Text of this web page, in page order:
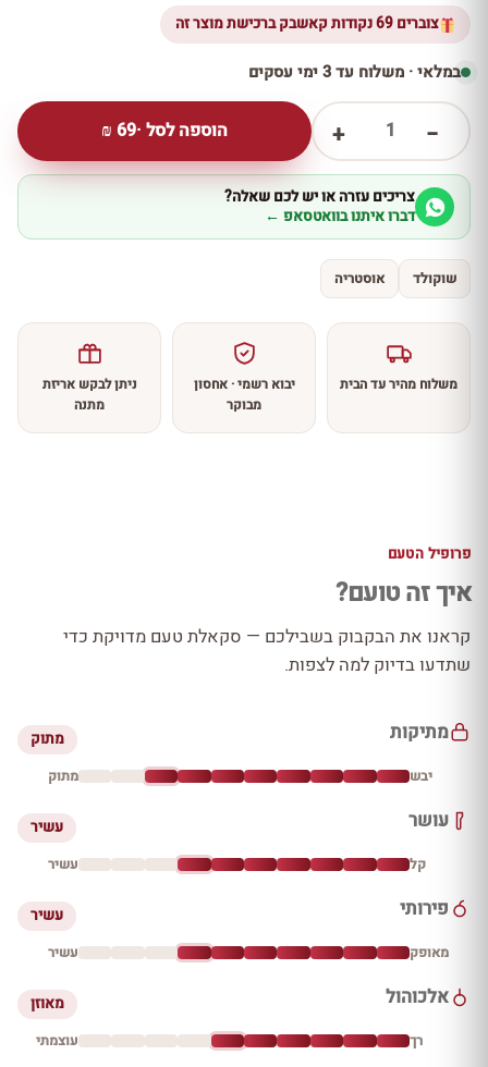
צוברים 69 נקודות קאשבק ברכישת מוצר זה
במלאי · משלוח עד 3 ימי עסקים
−
1
+ הוספה לסל ·69
₪
צריכים עזרה או יש לכם שאלה?
דברו איתנו בוואטסאפ ←
שוקולד אוסטריה
משלוח מהיר עד הבית
יבוא רשמי · אחסון
מבוקר
ניתן לבקש אריזת
מתנה
פרופיל הטעם
איך זה טועם?
קראנו את הבקבוק בשבילכם — סקאלת טעם מדויקת כדי
שתדעו בדיוק למה לצפות.
מתיקות מתוק
יבש מתוק
עושר עשיר
קל עשיר
פירותי עשיר
מאופק עשיר
אלכוהול מאוזן
רך עוצמתי